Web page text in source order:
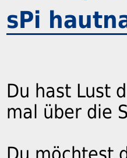
sPi
Du hast Lust
mal über die
Du möchtest